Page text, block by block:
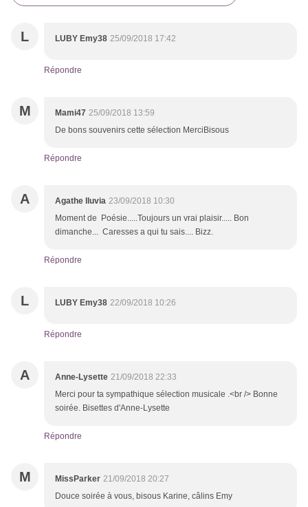
L LUBY Emy38 25/09/2018 17:42
Répondre
M Mami47 25/09/2018 13:59
De bons souvenirs cette sélection MerciBisous
Répondre
A Agathe lluvia 23/09/2018 10:30
Moment de Poésie.....Toujours un vrai plaisir..... Bon
dimanche... Caresses a qui tu sais.... Bizz.
Répondre
L LUBY Emy38 22/09/2018 10:26
Répondre
A Anne-Lysette 21/09/2018 22:33
Merci pour ta sympathique sélection musicale .<br /> Bonne
soirée. Bisettes d'Anne-Lysette
Répondre
M MissParker 21/09/2018 20:27
Douce soirée à vous, bisous Karine, câlins Emy